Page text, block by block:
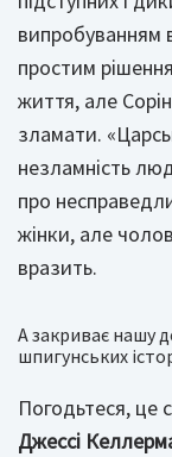
випробуванням
простим
життя, але
зламати.
незламність
про
жінки, але
вразить.
А закриває нашу
шпигунських
Погодьтеся, це
Джессі